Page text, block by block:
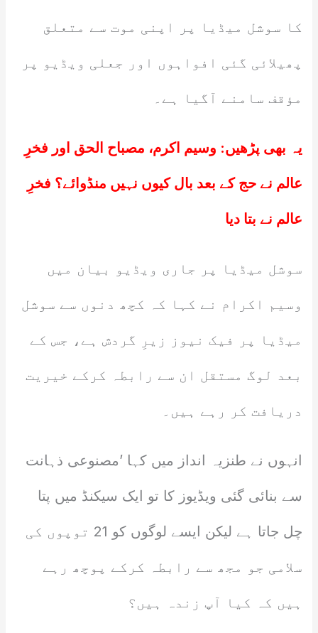
کا سوشل میڈیا پر اپنی موت سے متعلق
پھیلائی گئی افواہوں اور جعلی ویڈیو پر
مؤقف سامنے آگیا ہے۔
یہ بھی پڑھیں: وسیم اکرم، مصباح الحق اور فخرِ
عالم نے حج کے بعد بال کیوں نہیں منڈوائے؟ فخرِ
عالم نے بتا دیا
سوشل میڈیا پر جاری ویڈیو بیان میں
وسیم اکرام نے کہا کہ کچھ دنوں سے سوشل
میڈیا پر فیک نیوز زیرِ گردش ہے، جس کے
بعد لوگ مستقل ان سے رابطہ کرکے خیریت
دریافت کر رہے ہیں۔
انہوں نے طنزیہ انداز میں کہا ’مصنوعی ذہانت
سے بنائی گئی ویڈیوز کا تو ایک سیکنڈ میں پتا
چل جاتا ہے لیکن ایسے لوگوں کو 21 توپوں کی
سلامی جو مجھ سے رابطہ کرکے پوچھ رہے
ہیں کہ کیا آپ زندہ ہیں؟